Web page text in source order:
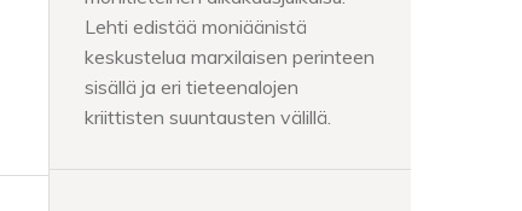
Lehti edistää moniäänistä
keskustelua marxilaisen perinteen
sisällä ja eri tieteenalojen
kriittisten suuntausten välillä.